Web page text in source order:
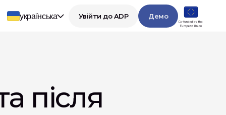
українська Увійти до ADP Демо
після